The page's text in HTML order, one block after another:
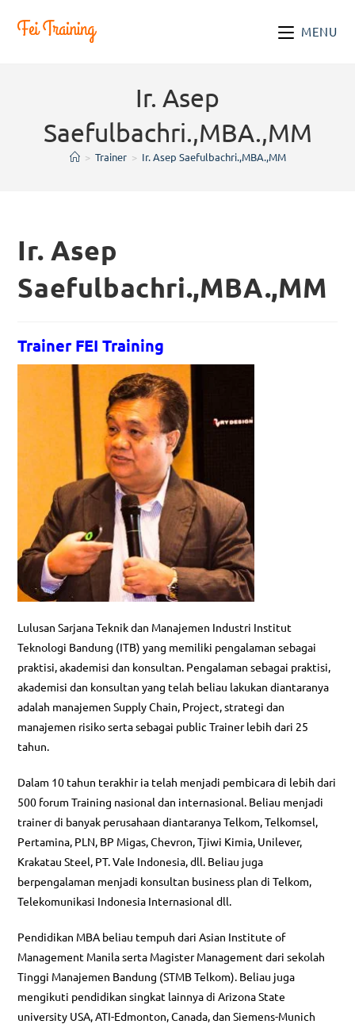
MENU
Ir. Asep
Saefulbachri.,MBA.,MM
> Trainer > Ir. Asep Saefulbachri.,MBA.,MM
Ir. Asep
Saefulbachri.,MBA.,MM
Trainer FEI Training
Lulusan Sarjana Teknik dan Manajemen Industri Institut
Teknologi Bandung (ITB) yang memiliki pengalaman sebagai
praktisi, akademisi dan konsultan. Pengalaman sebagai praktisi,
akademisi dan konsultan yang telah beliau lakukan diantaranya
adalah manajemen Supply Chain, Project, strategi dan
manajemen risiko serta sebagai public Trainer lebih dari 25
tahun.
Dalam 10 tahun terakhir ia telah menjadi pembicara di lebih dari
500 forum Training nasional dan internasional. Beliau menjadi
trainer di banyak perusahaan diantaranya Telkom, Telkomsel,
Pertamina, PLN, BP Migas, Chevron, Tjiwi Kimia, Unilever,
Krakatau Steel, PT. Vale Indonesia, dll. Beliau juga
berpengalaman menjadi konsultan business plan di Telkom,
Telekomunikasi Indonesia Internasional dll.
Pendidikan MBA beliau tempuh dari Asian Institute of
Management Manila serta Magister Management dari sekolah
Tinggi Manajemen Bandung (STMB Telkom). Beliau juga
mengikuti pendidikan singkat lainnya di Arizona State
university USA, ATI-Edmonton, Canada, dan Siemens-Munich